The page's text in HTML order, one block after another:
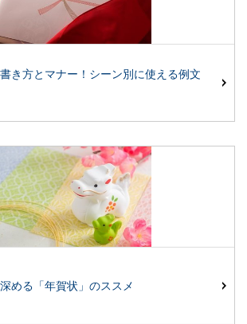
き方とマナー！シーン別に使える例文
める「年賀状」のススメ